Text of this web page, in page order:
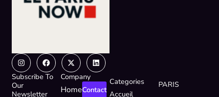
InstagramFacebook
X-
twitter
Linkedin
Subscribe To
Our
Newsletter
Company
HomeContact
Categories
Accueil
PARIS